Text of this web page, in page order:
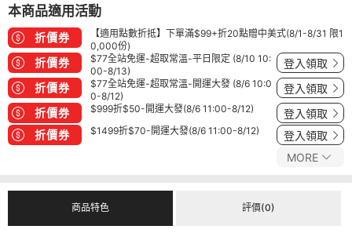
本商品適用活動
折價券
【適用點數折抵】下單滿$99+折20點贈中美式(8/1-8/31 限1
0,000份)
折價券
$77全站免運-超取常溫-平日限定 (8/10 10:
00-8/13)
登入領取
折價券
$77全站免運-超取常溫-開運大發 (8/6 10:0
0-8/12)
登入領取
折價券 $999折$50-開運大發(8/6 11:00-8/12) 登入領取
折價券 $1499折$70-開運大發(8/6 11:00-8/12) 登入領取
MORE
商品特色 評價(0)